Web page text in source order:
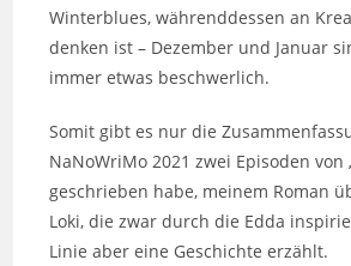
Winterblues, währenddessen an
denken ist – Dezember und Januar
immer etwas beschwerlich.
Somit gibt es nur die
NaNoWriMo 2021 zwei Episoden von
geschrieben habe, meinem Roman
Loki, die zwar durch die Edda
Linie aber eine Geschichte erzählt.